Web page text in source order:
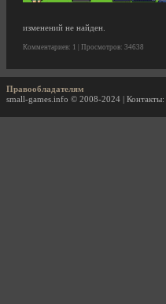
изменений не найден.
Комментариев: 1 | Просмотров: 34638
Правообладателям
small-games.info © 2008-2024 | Контакты: